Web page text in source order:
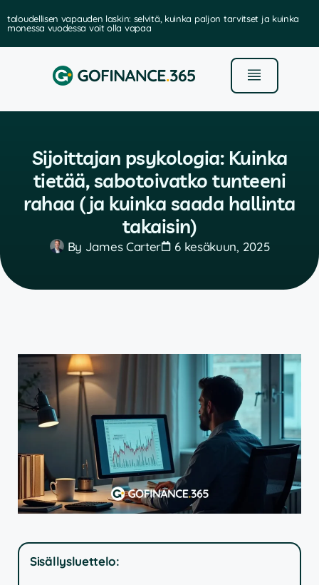
kuinka paljon tarvitset ja kuinka
parhaat
Sijoittajan psykologia: Kuinka
tietää, sabotoivatko tunteeni
rahaa (ja kuinka saada hallinta
takaisin)
By James Carter 6 kesäkuun, 2025
Sisällysluettelo: